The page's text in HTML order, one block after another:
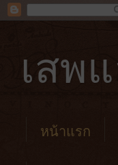
เสพ
หน้าแรก